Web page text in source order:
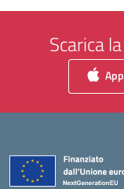
Scarica